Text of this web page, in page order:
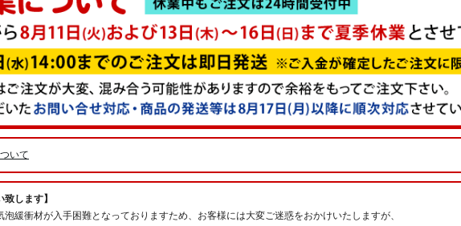
いて
します】
緩衝材が入手困難となっておりますため、お客様には大変ご迷惑をおかけいたしますが、